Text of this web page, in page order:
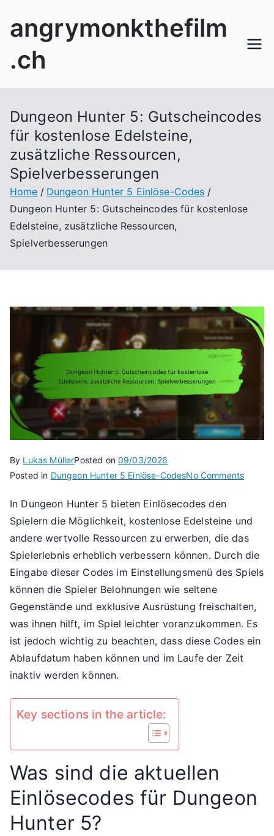
angrymonkthefilm
.ch
Dungeon Hunter 5: Gutscheincodes
für kostenlose Edelsteine,
zusätzliche Ressourcen,
Spielverbesserungen
Home
Dungeon Hunter 5 Einlöse-Codes
Dungeon Hunter 5: Gutscheincodes für kostenlose
Edelsteine, zusätzliche Ressourcen,
Spielverbesserungen
By Lukas MüllerPosted on09/03/2026
Posted in Dungeon Hunter 5 Einlöse-CodesNo Commentson
5:
für
In Dungeon Hunter 5 bieten Einlösecodes den
Spielern die Möglichkeit, kostenlose Edelsteine und
andere wertvolle Ressourcen zu erwerben, die das
Spielerlebnis erheblich verbessern können. Durch die
Eingabe dieser Codes im Einstellungsmenü des Spiels
können die Spieler Belohnungen wie seltene
Gegenstände und exklusive Ausrüstung freischalten,
was ihnen hilft, im Spiel leichter voranzukommen. Es
ist jedoch wichtig zu beachten, dass diese Codes ein
Ablaufdatum haben können und im Laufe der Zeit
inaktiv werden können.
Key sections in the article:
Was sind die aktuellen
Einlösecodes für Dungeon
Hunter 5?